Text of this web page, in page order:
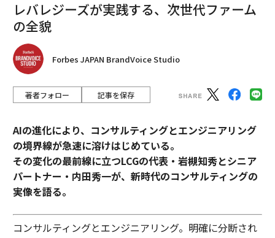
レバレジーズが実践する、次世代ファーム
の全貌
Forbes JAPAN BrandVoice Studio
著者フォロー 記事を保存
AIの進化により、コンサルティングとエンジニアリング
の境界線が急速に溶けはじめている。
その変化の最前線に立つLCGの代表・岩槻知秀とシニア
パートナー・内田秀一が、新時代のコンサルティングの
実像を語る。
コンサルティングとエンジニアリング。明確に分断され